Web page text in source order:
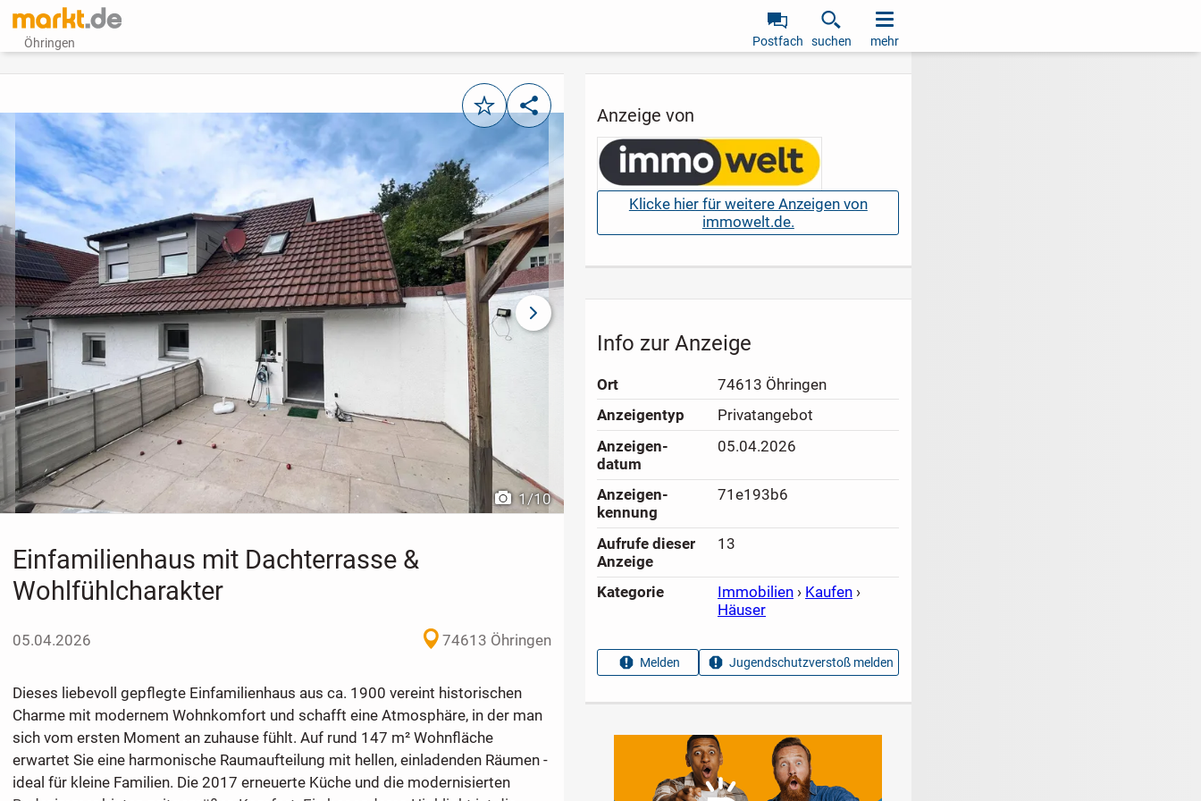
Öhringen Postfach suchen mehr
MerkenTeilen
vorheriges Bild
1/10
nächstes Bild
Einfamilienhaus mit Dachterrasse &
Wohlfühlcharakter
05.04.2026 74613 Öhringen
Dieses liebevoll gepflegte Einfamilienhaus aus ca. 1900 vereint historischen
Charme mit modernem Wohnkomfort und schafft eine Atmosphäre, in der man
sich vom ersten Moment an zuhause fühlt. Auf rund 147 m² Wohnfläche
erwartet Sie eine harmonische Raumaufteilung mit hellen, einladenden Räumen -
ideal für kleine Familien. Die 2017 erneuerte Küche und die modernisierten
Anzeige von
Klicke hier für weitere Anzeigen von
immowelt.de.
Info zur Anzeige
Ort
74613 Öhringen
Anzeigen­typ
Privatangebot
Anzeigen­
datum
05.04.2026
Anzeigen­
kennung
71e193b6
Aufrufe dieser
Anzeige
13
Kategorie Immobilien › Kaufen ›
Häuser
Melden Jugendschutzverstoß melden